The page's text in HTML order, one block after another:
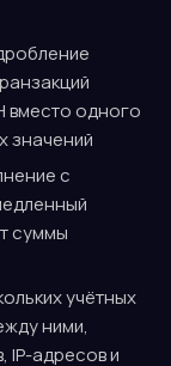
вместо одного
значений
с
суммы
учётных
ними,
IP-адресов и